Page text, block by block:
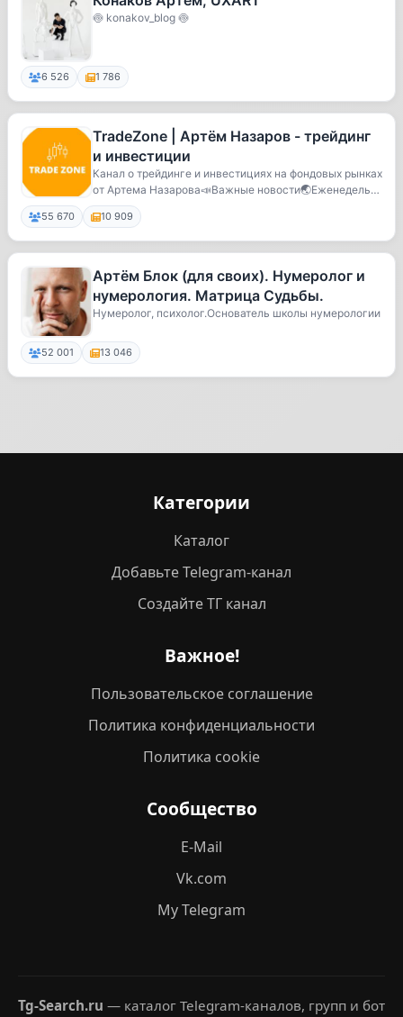
🍥 konakov_blog 🍥
6 526 1 786
TradeZone | Артём Назаров - трейдинг
и инвестиции
Канал о трейдинге и инвестициях на фондовых рынках
от Артема Назарова📣Важные новости🌏Еженедельн
ые...
55 670 10 909
Артём Блок (для своих). Нумеролог и
нумерология. Матрица Судьбы.
Нумеролог, психолог.Основатель школы нумерологии
52 001 13 046
Категории
Каталог
Добавьте Telegram-канал
Создайте ТГ канал
Важное!
Пользовательское соглашение
Политика конфиденциальности
Политика cookie
Сообщество
E-Mail
Vk.com
My Telegram
Tg-Search.ru — каталог Telegram-каналов, групп и бот